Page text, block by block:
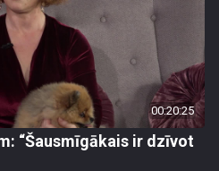
00:20:25
“Šausmīgākais ir dzīvot